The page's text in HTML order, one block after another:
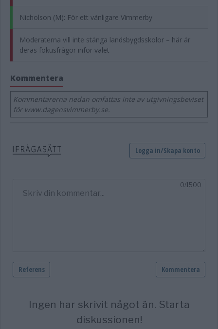
Nicholson (M): För ett vänligare Vimmerby
Moderaterna vill inte stänga landsbygdsskolor – här är
deras fokusfrågor inför valet
Kommentera
Kommentarerna nedan omfattas inte av utgivningsbeviset
för www.dagensvimmerby.se.